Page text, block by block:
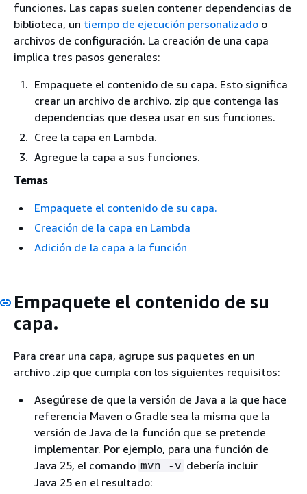
funciones. Las capas suelen contener dependencias de
biblioteca, un tiempo de ejecución personalizado o
archivos de configuración. La creación de una capa
implica tres pasos generales:
Empaquete el contenido de su capa. Esto significa
crear un archivo de archivo. zip que contenga las
dependencias que desea usar en sus funciones.
Cree la capa en Lambda.
Agregue la capa a sus funciones.
Temas
Empaquete el contenido de su capa.
Creación de la capa en Lambda
Adición de la capa a la función
Empaquete el contenido de su
capa.
Para crear una capa, agrupe sus paquetes en un
archivo .zip que cumpla con los siguientes requisitos:
Asegúrese de que la versión de Java a la que hace
referencia Maven o Gradle sea la misma que la
versión de Java de la función que se pretende
implementar. Por ejemplo, para una función de
Java 25, el comando mvn -v debería incluir
Java 25 en el resultado: